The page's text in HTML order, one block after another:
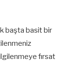
başta basit bir
fırsat